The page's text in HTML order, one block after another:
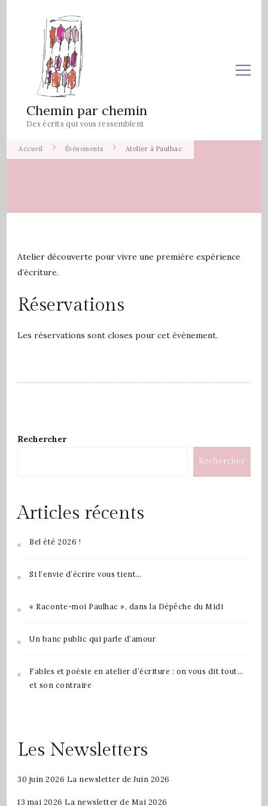
Chemin par chemin
Des écrits qui vous ressemblent
Accueil Évènements Atelier à Paulhac
Atelier découverte pour vivre une première expérience
d’écriture.
Réservations
Les réservations sont closes pour cet évènement.
Rechercher
Rechercher
Articles récents
Bel été 2026 !
Si l’envie d’écrire vous tient…
« Raconte-moi Paulhac », dans la Dépêche du Midi
Un banc public qui parle d’amour
Fables et poésie en atelier d’écriture : on vous dit tout…
et son contraire
Les Newsletters
30 juin 2026 La newsletter de Juin 2026
13 mai 2026 La newsletter de Mai 2026